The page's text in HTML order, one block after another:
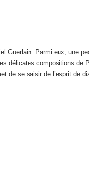
Guerlain. Parmi eux, une
délicates compositions de
de se saisir de l’esprit de